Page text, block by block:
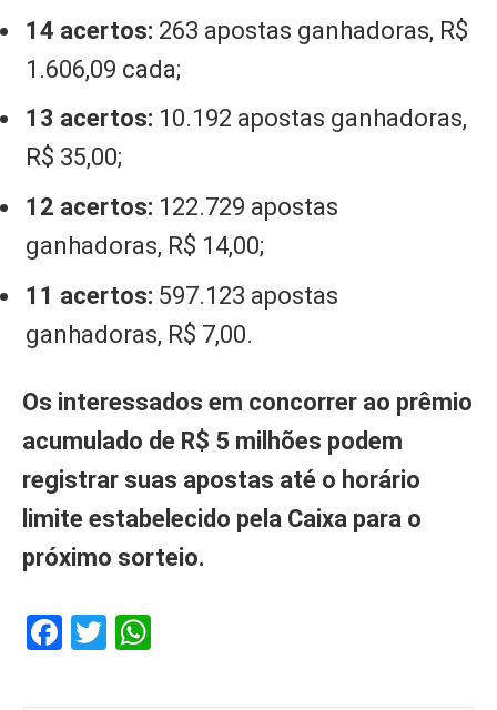
14 acertos: 263 apostas ganhadoras, R$
1.606,09 cada;
13 acertos: 10.192 apostas ganhadoras,
R$ 35,00;
12 acertos: 122.729 apostas
ganhadoras, R$ 14,00;
11 acertos: 597.123 apostas
ganhadoras, R$ 7,00.
Os interessados em concorrer ao prêmio
acumulado de R$ 5 milhões podem
registrar suas apostas até o horário
limite estabelecido pela Caixa para o
próximo sorteio.
Facebook
Twitter